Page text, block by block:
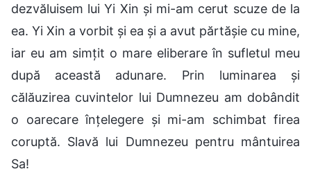
dezvăluisem lui Yi Xin și mi-am cerut scuze de la
ea. Yi Xin a vorbit și ea și a avut părtășie cu mine,
iar eu am simțit o mare eliberare în sufletul meu
după această adunare. Prin luminarea și
călăuzirea cuvintelor lui Dumnezeu am dobândit
o oarecare înțelegere și mi-am schimbat firea
coruptă. Slavă lui Dumnezeu pentru mântuirea
Sa!